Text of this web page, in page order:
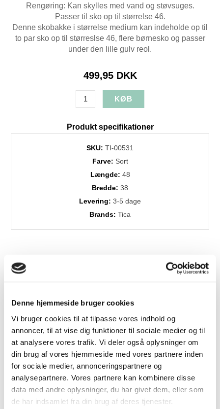
Denne hjemmeside bruger cookies
Vi bruger cookies til at tilpasse vores indhold og
annoncer, til at vise dig funktioner til sociale medier og til
at analysere vores trafik. Vi deler også oplysninger om
din brug af vores hjemmeside med vores partnere inden
for sociale medier, annonceringspartnere og
analysepartnere. Vores partnere kan kombinere disse
data med andre oplysninger, du har givet dem, eller som
de har indsamlet fra din brug af deres tjenester.
Rengøring: Kan skylles med vand og støvsuges.
Passer til sko op til størrelse 46.
Denne skobakke i størrelse medium kan indeholde op til
to par sko op til størreslse 46, flere børnesko og passer
under den lille gulv reol.
499,95 DKK
Produkt specifikationer
SKU: TI-00531
Farve: Sort
Længde: 48
Bredde: 38
Levering: 3-5 dage
Brands: Tica
Dot gummi dørmåtte,
60x90cm
Dot gummi dørmåtte,
45x75cm